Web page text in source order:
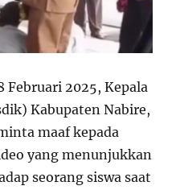
Februari 2025, Kepala
Kabupaten Nabire,
maaf kepada
yang menunjukkan
seorang siswa saat